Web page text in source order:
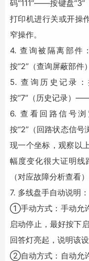
码“111”――按键盘
打印机进行关或开操
窄操作。
4. 查询被隔离部件
按“2”（查询屏蔽部件）
5. 查询历史记录
按“7”（历史记录）
6. 查看回路信号
按“2”（回路状态信
现一个坐标，观察以
幅度变化很大证明线
（对应故障分析查看）
7. 多线盘手自动说明：
①手动方式：手动允
启动停止，最好按下
回答灯亮起，说明该
②自动方式：自动允